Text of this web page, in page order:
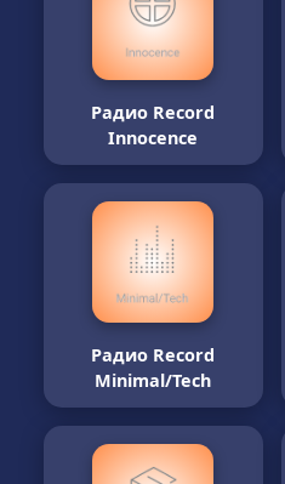
Радио Record
Innocence
Радио Record
Minimal/Tech